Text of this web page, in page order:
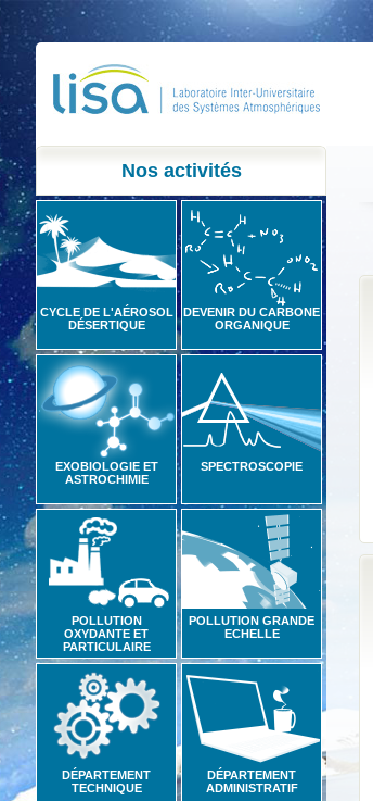
Nos activités
CYCLE DE L'AÉROSOL
DÉSERTIQUE
DEVENIR DU CARBONE
ORGANIQUE
EXOBIOLOGIE ET
ASTROCHIMIE
SPECTROSCOPIE
POLLUTION
OXYDANTE ET
PARTICULAIRE
POLLUTION GRANDE
ECHELLE
DÉPARTEMENT
TECHNIQUE
DÉPARTEMENT
ADMINISTRATIF